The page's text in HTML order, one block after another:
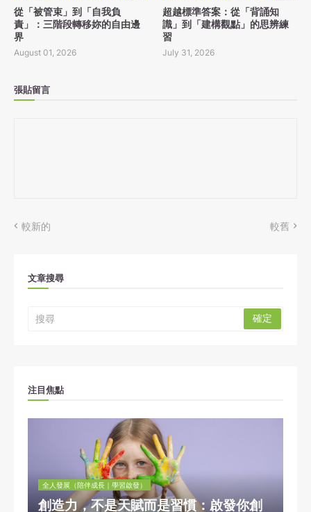
從「被管束」到「自我負
責」：三階段轉移妳的自由邊
界
August 01, 2026
超越標準答案：從「背誦知
識」到「建構觀點」的思辨練
習
July 31, 2026
張貼留言
較新的 較舊
文章搜尋
注目焦點
全人發展（陪伴成長｜學習啟發）
創造力，不是天賦而是習慣：啟發你創